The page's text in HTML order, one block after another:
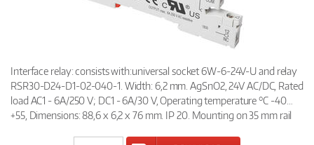
Interface relay: consists with:universal socket 6W-6-24V-U and relay
RSR30-D24-D1-02-040-1. Width: 6,2 mm. AgSnO2, 24V AC/DC, Rated
load AC1 - 6A/250 V; DC1 - 6A/30 V, Operating temperature °C -40…
+55, Dimensions: 88,6 x 6,2 x 76 mm. IP 20. Mounting on 35 mm rail